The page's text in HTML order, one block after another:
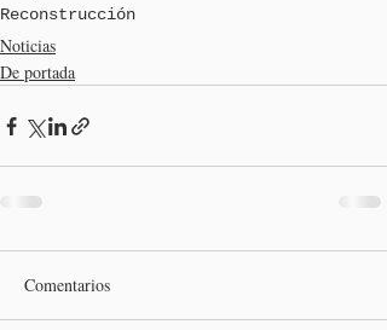
Reconstrucción
Noticias
De portada
Comentarios